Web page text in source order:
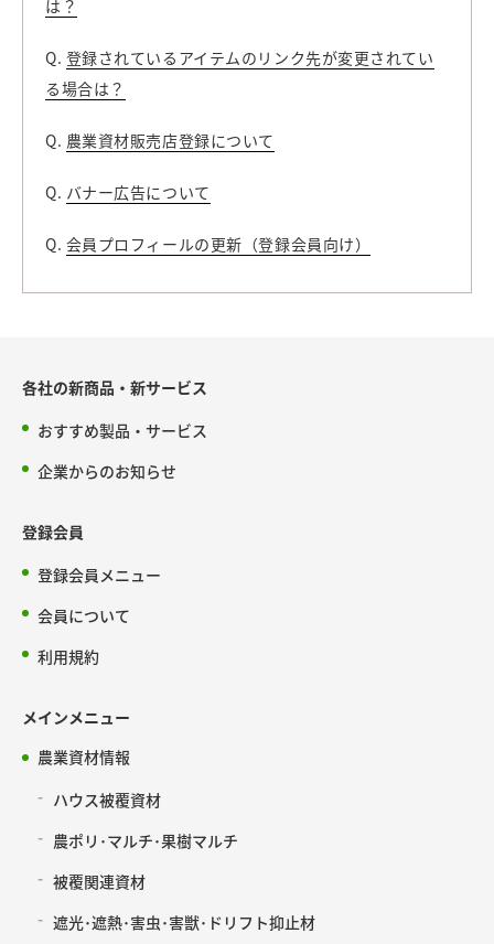
は？
Q. 登録されているアイテムのリンク先が変更されてい
る場合は？
Q. 農業資材販売店登録について
Q. バナー広告について
Q. 会員プロフィールの更新（登録会員向け）
各社の新商品・新サービス
おすすめ製品・サービス
企業からのお知らせ
登録会員
登録会員メニュー
会員について
利用規約
メインメニュー
農業資材情報
ハウス被覆資材
農ポリ･マルチ･果樹マルチ
被覆関連資材
遮光･遮熱･害虫･害獣･ドリフト抑止材